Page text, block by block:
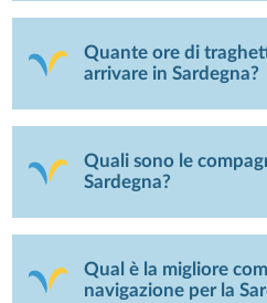
Quante ore di
arrivare in Sardegna?
Quali sono le
Sardegna?
Qual è la migliore
navigazione per la